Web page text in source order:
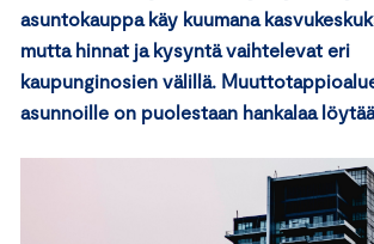
asuntokauppa käy kuumana
mutta hinnat ja kysyntä vaihtelevat eri
kaupunginosien välillä.
asunnoille on puolestaan hankalaa